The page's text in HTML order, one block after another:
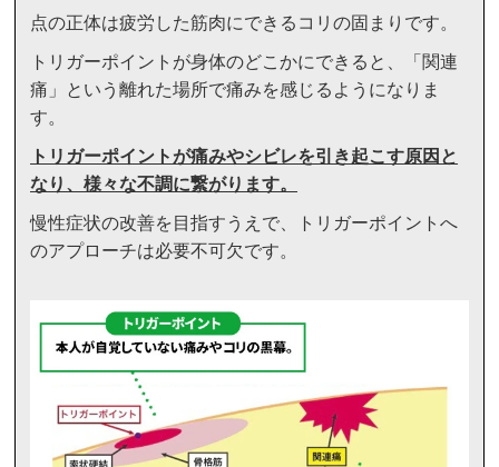
点の正体は疲労した筋肉にできるコリの固まりです。
トリガーポイントが身体のどこかにできると、「関連
痛」という離れた場所で痛みを感じるようになりま
す。
トリガーポイントが痛みやシビレを引き起こす原因と
なり、様々な不調に繋がります。
慢性症状の改善を目指すうえで、トリガーポイントへ
のアプローチは必要不可欠です。